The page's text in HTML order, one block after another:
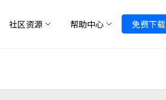
社区资源 帮助中心 免费下载